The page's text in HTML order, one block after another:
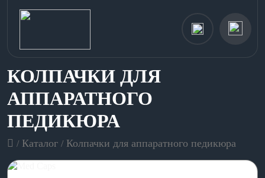
КОЛПАЧКИ ДЛЯ
АППАРАТНОГО
ПЕДИКЮРА
/ Каталог / Колпачки для аппаратного педикюра